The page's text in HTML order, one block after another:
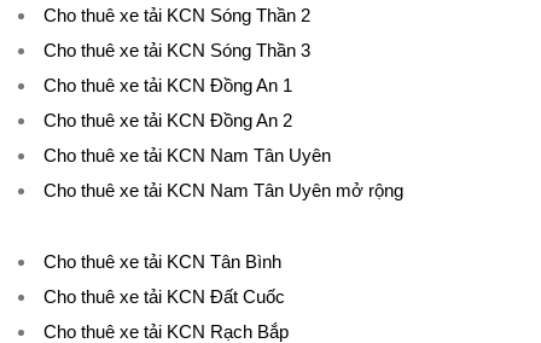
Cho thuê xe tải KCN Sóng Thần 2
Cho thuê xe tải KCN Sóng Thần 3
Cho thuê xe tải KCN Đồng An 1
Cho thuê xe tải KCN Đồng An 2
Cho thuê xe tải KCN Nam Tân Uyên
Cho thuê xe tải KCN Nam Tân Uyên mở rộng
Cho thuê xe tải KCN Tân Bình
Cho thuê xe tải KCN Đất Cuốc
Cho thuê xe tải KCN Rạch Bắp